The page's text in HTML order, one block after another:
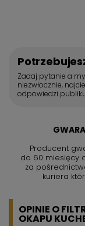
Zadaj pytanie a
niezwłocznie,
odpowiedzi
Producent
do 60 miesięcy
za
kuriera
OPINIE O
OKAPU